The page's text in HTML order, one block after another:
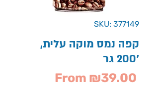
SKU: 377149
קפה נמס מוקה עלית,
200 גר'
From ₪39.00